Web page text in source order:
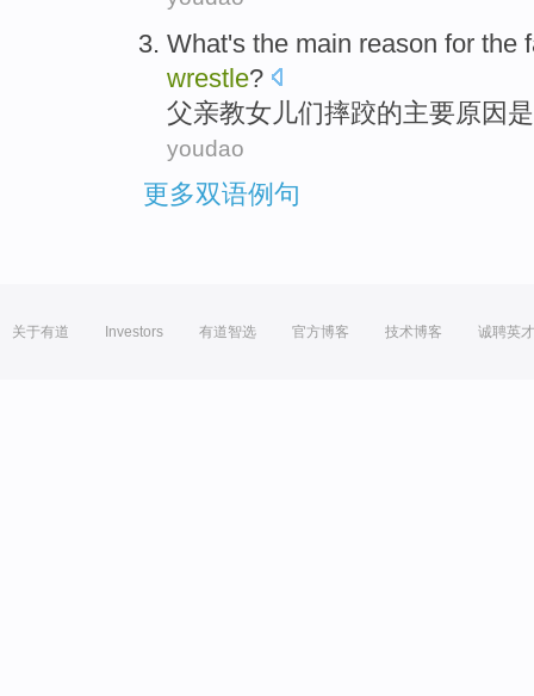
What's the main reason for the
wrestle?
父亲教女儿们摔跤的主要原因 是
youdao
更多双语例句
关于有道 Investors 有道智选 官方博客 技术博客 诚聘英才